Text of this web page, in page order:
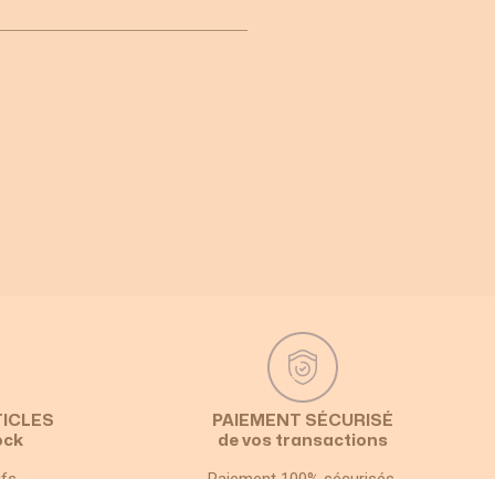
PAIEMENT SÉCURISÉ
de vos transactions